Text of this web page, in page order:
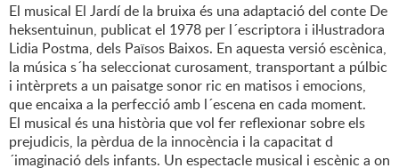
El musical El Jardí de la bruixa és una adaptació del conte De
heksentuinun, publicat el 1978 per l´escriptora i il·lustradora
Lidia Postma, dels Països Baixos. En aquesta versió escènica,
la música s´ha seleccionat curosament, transportant a púlbic
i intèrprets a un paisatge sonor ric en matisos i emocions,
que encaixa a la perfecció amb l´escena en cada moment.
El musical és una història que vol fer reflexionar sobre els
prejudicis, la pèrdua de la innocència i la capacitat d
´imaginació dels infants. Un espectacle musical i escènic a on